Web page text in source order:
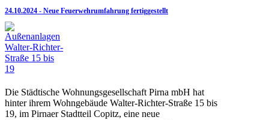
24.10.2024 - Neue Feuerwehrumfahrung fertiggestellt
Die Städtische Wohnungsgesellschaft Pirna mbH hat
hinter ihrem Wohngebäude Walter-Richter-Straße 15 bis
19, im Pirnaer Stadtteil Copitz, eine neue